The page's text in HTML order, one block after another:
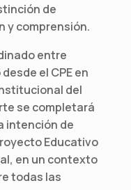
de
y comprensión.
entre
el CPE en
del
se completará
intención de
Educativo
en un contexto
todas las